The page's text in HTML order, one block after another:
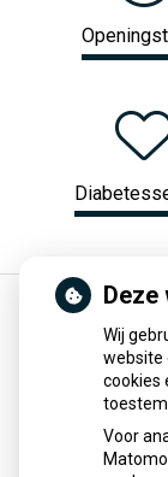
Het
Wij
website
cookies
Voor